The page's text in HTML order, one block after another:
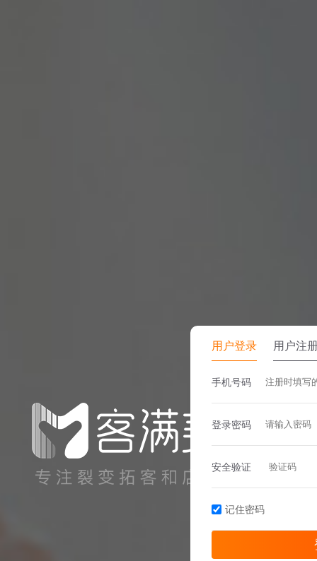
用户登录 用户注
手机号码
登录密码
安全验证
记住密码